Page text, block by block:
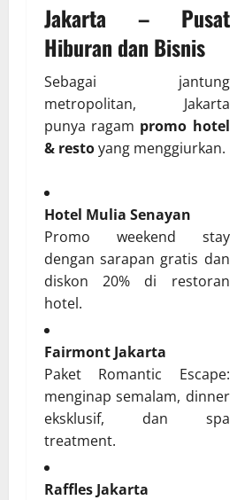
Jakarta – Pusat
Hiburan dan Bisnis
Sebagai jantung
metropolitan, Jakarta
punya ragam promo hotel
& restoyang menggiurkan.
Hotel Mulia Senayan
Promo weekend stay
dengan sarapan gratis dan
diskon 20% di restoran
hotel.
Fairmont Jakarta
Paket Romantic Escape:
menginap semalam, dinner
eksklusif, dan spa
treatment.
Raffles Jakarta